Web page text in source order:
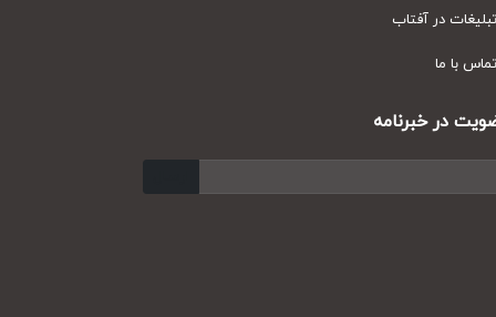
در آفتاب
با ما
در خبرنامه